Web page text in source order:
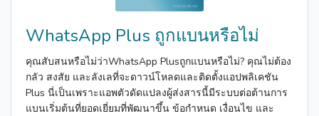
WhatsApp Plus ถูกแบนหรือไม่
คุณสับสนหรือไม่ว่าWhatsApp Plusถูกแบนหรือไม่? คุณไม่ต้อง
กลัว สงสัย และลังเลที่จะดาวน์โหลดและติดตั้งแอปพลิเคชัน
Plus นี่เป็นเพราะแอพตัวดัดแปลงผู้ส่งสารนี้มีระบบต่อต้านการ
แบนเริ่มต้นที่ยอดเยี่ยมที่พัฒนาขึ้น ข้อกำหนด เงื่อนไข และ